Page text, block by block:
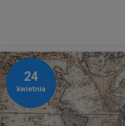
24
kwietnia